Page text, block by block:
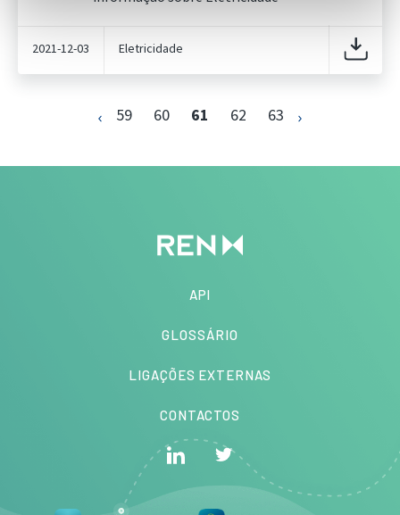
2021-12-03 Eletricidade
59 60 61 62 63
API
GLOSSÁRIO
LIGAÇÕES EXTERNAS
CONTACTOS